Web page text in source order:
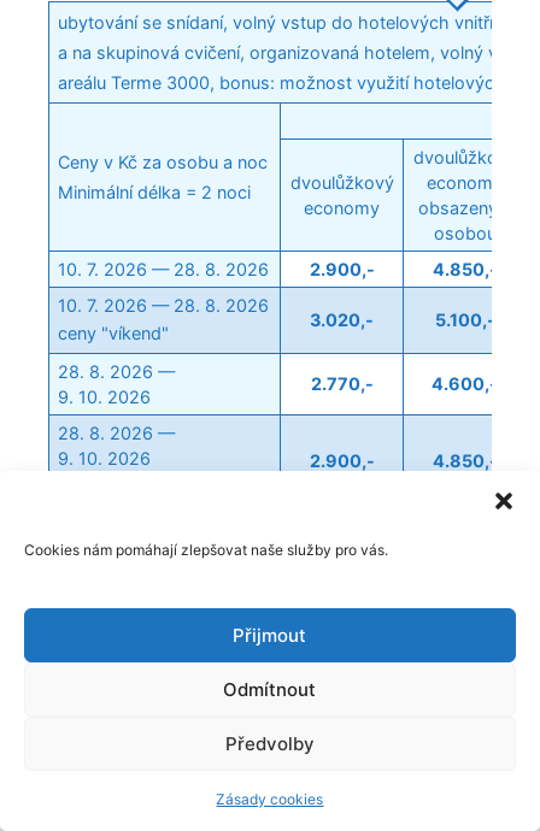
Cookies nám pomáhají zlepšovat naše služby pro vás.
Přijmout
Odmítnout
Předvolby
Zásady cookies
ubytování se snídaní, volný vstup do hotelových vnitřních
a na skupinová cvičení, organizovaná hotelem, volný
areálu Terme 3000, bonus: možnost využití hotelových
Ceny v Kč za osobu a noc
Minimální délka = 2 noci
dvoulůžkový
economy
dvoulůžkový
economy
obsazený 1
osobou
10. 7. 2026 — 28. 8. 2026 2.900,-
4.850,-
10. 7. 2026 — 28. 8. 2026
ceny "víkend"
3.020,- 5.100,-
28. 8. 2026 —
9. 10. 2026
2.770,- 4.600,-
28. 8. 2026 —
9. 10. 2026
2.900,- 4.850,-
20. 11. 2026
20. 11. 2026
3.020,- 5.100,-
2.770,-